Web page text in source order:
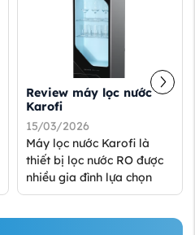
Review máy lọc nước
Karofi
15/03/2026
Máy lọc nước Karofi là
thiết bị lọc nước RO được
nhiều gia đình lựa chọn
nhờ công nghệ lọc nhiều